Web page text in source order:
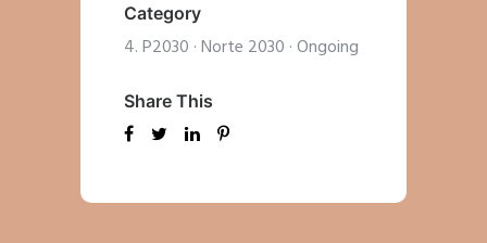
Category
4. P2030 ·Norte 2030 ·Ongoing
Share This